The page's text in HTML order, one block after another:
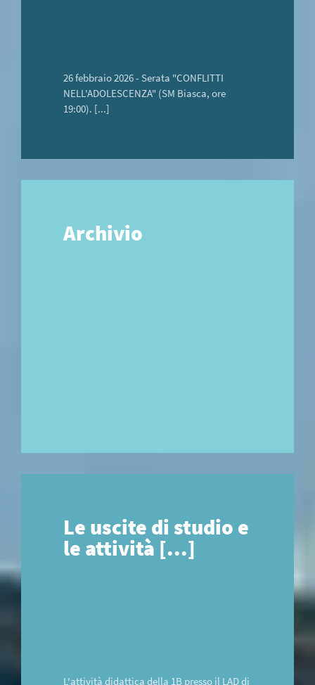
26 febbraio 2026 - Serata "CONFLITTI
NELL'ADOLESCENZA" (SM Biasca, ore
19:00). [...]
Archivio
Le uscite di studio e
le attività [...]
L'attività didattica della 1B presso il LAD di